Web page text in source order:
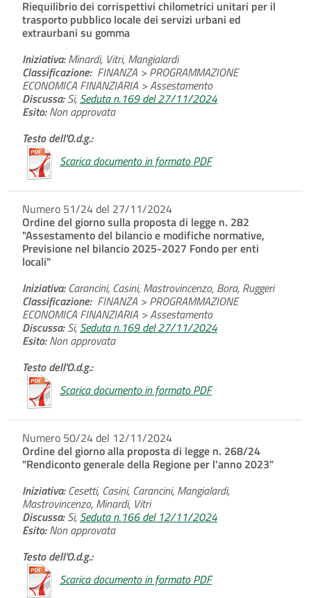
Riequilibrio dei corrispettivi chilometrici unitari per il
trasporto pubblico locale dei servizi urbani ed
extraurbani su gomma
Iniziativa:Minardi, Vitri, Mangialardi
Classificazione: FINANZA > PROGRAMMAZIONE
ECONOMICA FINANZIARIA > Assestamento
Discussa:Si, Seduta n.169 del 27/11/2024
Esito:Non approvata
Testo dell'O.d.g.:
Scarica documento in formato PDF
Numero 51/24 del 27/11/2024
Ordine del giorno sulla proposta di legge n. 282
"Assestamento del bilancio e modifiche normative,
Previsione nel bilancio 2025-2027 Fondo per enti
locali"
Iniziativa:Carancini, Casini, Mastrovincenzo, Bora, Ruggeri
Classificazione: FINANZA > PROGRAMMAZIONE
ECONOMICA FINANZIARIA > Assestamento
Discussa:Si, Seduta n.169 del 27/11/2024
Esito:Non approvata
Testo dell'O.d.g.:
Scarica documento in formato PDF
Numero 50/24 del 12/11/2024
Ordine del giorno alla proposta di legge n. 268/24
"Rendiconto generale della Regione per l'anno 2023"
Iniziativa:Cesetti, Casini, Carancini, Mangialardi,
Mastrovincenzo, Minardi, Vitri
Discussa:Si, Seduta n.166 del 12/11/2024
Esito:Non approvata
Testo dell'O.d.g.:
Scarica documento in formato PDF